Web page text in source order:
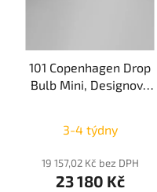
101 Copenhagen Drop
Bulb Mini, Designový
hodnocení
produktu
je
3-4 týdny
19 157,02 Kč bez DPH
23 180 Kč